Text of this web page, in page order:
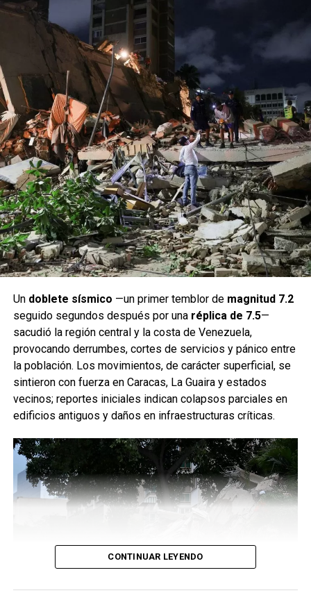
Un doblete sísmico —un primer temblor de magnitud 7.2
seguido segundos después por una réplica de 7.5—
sacudió la región central y la costa de Venezuela,
provocando derrumbes, cortes de servicios y pánico entre
la población. Los movimientos, de carácter superficial, se
sintieron con fuerza en Caracas, La Guaira y estados
vecinos; reportes iniciales indican colapsos parciales en
edificios antiguos y daños en infraestructuras críticas.
CONTINUAR LEYENDO